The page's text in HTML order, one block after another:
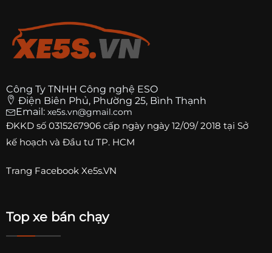
Công Ty TNHH Công nghệ ESO
Điện Biên Phủ, Phường 25, Bình Thạnh
Email: xe5s.vn@gmail.com
ĐKKD số 0315267906 cấp ngày ngày 12/09/ 2018 tại Sở
kế hoạch và Đầu tư TP. HCM
Trang Facebook Xe5s.VN
Top xe bán chạy